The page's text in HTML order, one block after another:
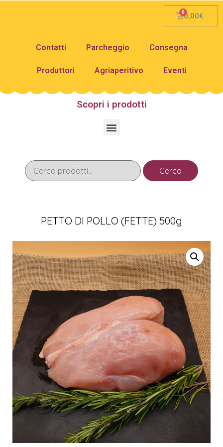
0,00€
Contatti Parcheggio Consegna
Produttori Agriaperitivo Eventi
Scopri i prodotti
Cerca
PETTO DI POLLO (FETTE) 500g